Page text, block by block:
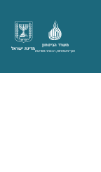
מדינת ישראל
משרד הביטחון
אגף משפחות, הנצחה ומורשת